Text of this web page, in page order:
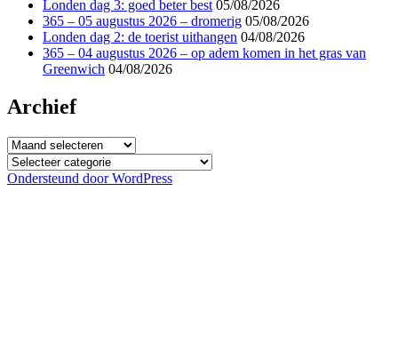
Londen dag 3: goed beter best 05/08/2026
365 – 05 augustus 2026 – dromerig 05/08/2026
Londen dag 2: de toerist uithangen 04/08/2026
365 – 04 augustus 2026 – op adem komen in het gras van
Greenwich 04/08/2026
Archief
Archief
Categorieën
Ondersteund door WordPress